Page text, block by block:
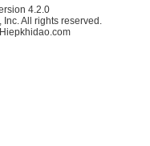
4.2.0
All rights reserved.